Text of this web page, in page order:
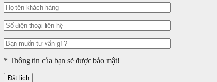
* Thông tin của bạn sẽ được bảo mật!